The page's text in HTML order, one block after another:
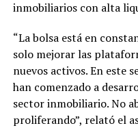
inmobiliarios con alta
“La bolsa está en
solo mejorar las
nuevos activos. En este
han comenzado a
sector inmobiliario. No
proliferando”, relató el